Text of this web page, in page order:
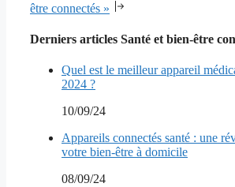
être connectés »
Derniers articles Santé et bien-être
Quel est le meilleur appareil
2024 ?
10/09/24
Appareils connectés santé : une
votre bien-être à domicile
08/09/24